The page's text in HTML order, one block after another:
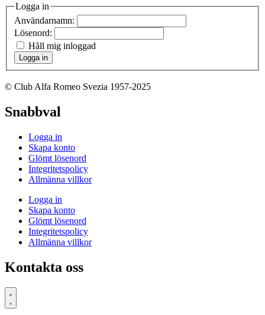
Logga in
Användarnamn:
Lösenord:
Håll mig inloggad
Logga in
© Club Alfa Romeo Svezia 1957-2025
Snabbval
Logga in
Skapa konto
Glömt lösenord
Integritetspolicy
Allmänna villkor
Logga in
Skapa konto
Glömt lösenord
Integritetspolicy
Allmänna villkor
Kontakta oss